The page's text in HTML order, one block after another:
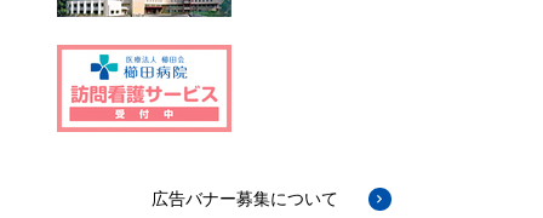
広告バナー募集について